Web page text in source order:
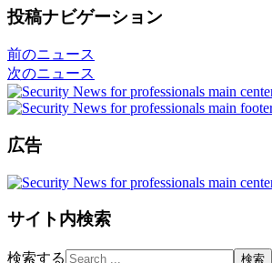
投稿ナビゲーション
前のニュース
次のニュース
広告
サイト内検索
検索する